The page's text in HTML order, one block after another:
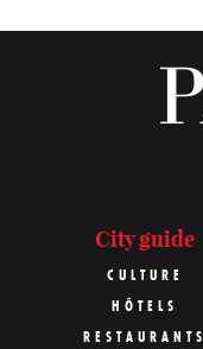
City guide
CULTURE
HÔTELS
RESTAURANTS